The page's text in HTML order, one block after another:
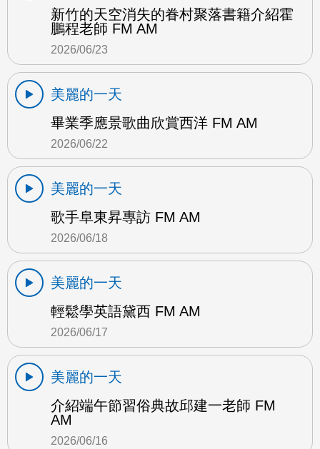
新竹的天空消失的眷村聚落書籍介紹霍
鵬程老師 FM AM
2026/06/23
美麗的一天
畢業季應景歌曲欣賞西洋 FM AM
2026/06/22
美麗的一天
歌手阜東昇專訪 FM AM
2026/06/18
美麗的一天
輕鬆學英語黛西 FM AM
2026/06/17
美麗的一天
介紹端午節習俗典故邱建一老師 FM
AM
2026/06/16